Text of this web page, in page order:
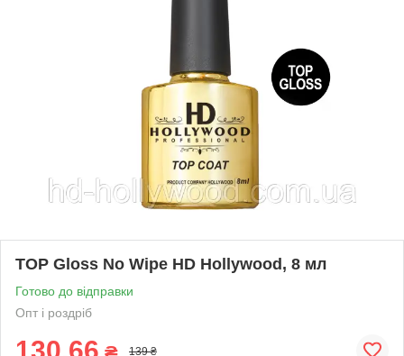
TOP Gloss No Wipe HD Hollywood, 8 мл
Готово до відправки
Опт і роздріб
130,66 139 ₴